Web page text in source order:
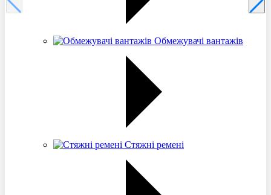
Обмежувачі вантажів
Стяжні ремені